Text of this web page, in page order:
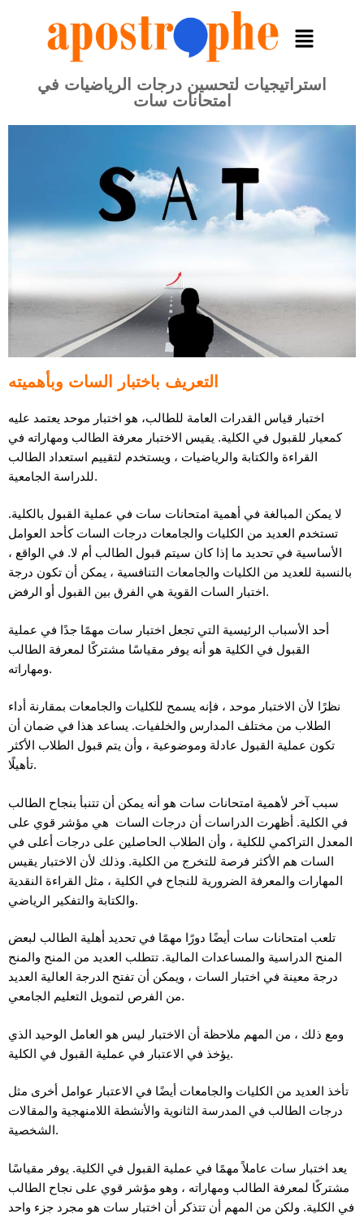
استراتيجيات لتحسين درجات الرياضيات في
امتحانات سات
التعريف باختبار السات وبأهميته
اختبار قياس القدرات العامة للطالب، هو اختبار موحد يعتمد عليه
كمعيار للقبول في الكلية. يقيس الاختبار معرفة الطالب ومهاراته في
القراءة والكتابة والرياضيات ، ويستخدم لتقييم استعداد الطالب
للدراسة الجامعية.
لا يمكن المبالغة في أهمية امتحانات سات في عملية القبول بالكلية.
تستخدم العديد من الكليات والجامعات درجات السات كأحد العوامل
الأساسية في تحديد ما إذا كان سيتم قبول الطالب أم لا. في الواقع ،
بالنسبة للعديد من الكليات والجامعات التنافسية ، يمكن أن تكون درجة
اختبار السات القوية هي الفرق بين القبول أو الرفض.
أحد الأسباب الرئيسية التي تجعل اختبار سات مهمًا جدًا في عملية
القبول في الكلية هو أنه يوفر مقياسًا مشتركًا لمعرفة الطالب
ومهاراته.
نظرًا لأن الاختبار موحد ، فإنه يسمح للكليات والجامعات بمقارنة أداء
الطلاب من مختلف المدارس والخلفيات. يساعد هذا في ضمان أن
تكون عملية القبول عادلة وموضوعية ، وأن يتم قبول الطلاب الأكثر
تأهيلًا.
سبب آخر لأهمية امتحانات سات هو أنه يمكن أن تتنبأ بنجاح الطالب
في الكلية. أظهرت الدراسات أن درجات السات هي مؤشر قوي على
المعدل التراكمي للكلية ، وأن الطلاب الحاصلين على درجات أعلى في
السات هم الأكثر فرصة للتخرج من الكلية. وذلك لأن الاختبار يقيس
المهارات والمعرفة الضرورية للنجاح في الكلية ، مثل القراءة النقدية
والكتابة والتفكير الرياضي.
تلعب امتحانات سات أيضًا دورًا مهمًا في تحديد أهلية الطالب لبعض
المنح الدراسية والمساعدات المالية. تتطلب العديد من المنح والمنح
درجة معينة في اختبار السات ، ويمكن أن تفتح الدرجة العالية العديد
من الفرص لتمويل التعليم الجامعي.
ومع ذلك ، من المهم ملاحظة أن الاختبار ليس هو العامل الوحيد الذي
يؤخذ في الاعتبار في عملية القبول في الكلية.
تأخذ العديد من الكليات والجامعات أيضًا في الاعتبار عوامل أخرى مثل
درجات الطالب في المدرسة الثانوية والأنشطة اللامنهجية والمقالات
الشخصية.
يعد اختبار سات عاملاً مهمًا في عملية القبول في الكلية. يوفر مقياسًا
مشتركًا لمعرفة الطالب ومهاراته ، وهو مؤشر قوي على نجاح الطالب
في الكلية. ولكن من المهم أن تتذكر أن اختبار سات هو مجرد جزء واحد